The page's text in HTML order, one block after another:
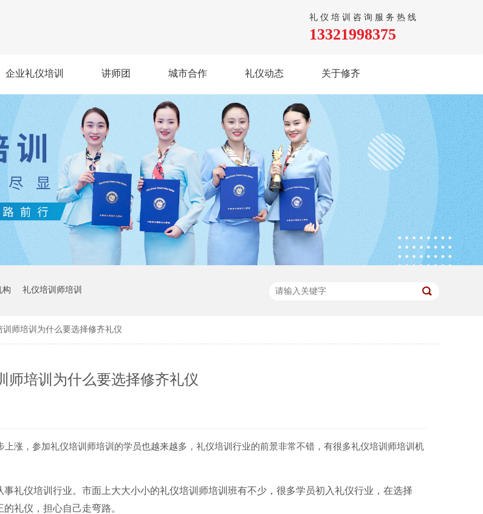
礼仪培训咨询服务热线
13321998375
企业礼仪培训 讲师团 城市合作 礼仪动态 关于修齐
构 礼仪培训师培训
训师培训为什么要选择修齐礼仪
师培训为什么要选择修齐礼仪
涨，参加礼仪培训师培训的学员也越来越多，礼仪培训行业的前景非常不错，有很多礼仪培训师培训机
礼仪培训行业。市面上大大小小的礼仪培训师培训班有不少，很多学员初入礼仪行业，在选择
礼仪，担心自己走弯路。